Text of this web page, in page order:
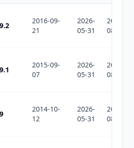
2016-09-
21
2026-
05-31
2026-
08-02
2015-09-
07
2026-
05-31
2026-
08-02
2014-10-
12
2026-
05-31
2026-
08-02